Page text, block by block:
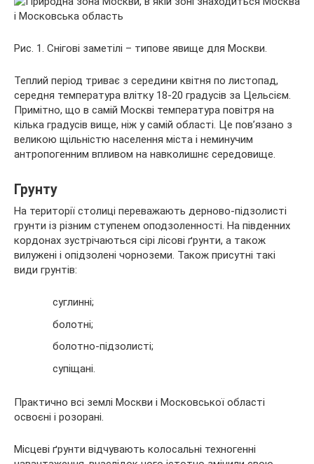
Рис. 1. Снігові заметілі – типове явище для Москви.
Теплий період триває з середини квітня по листопад,
середня температура влітку 18-20 градусів за Цельсієм.
Примітно, що в самій Москві температура повітря на
кілька градусів вище, ніж у самій області. Це пов’язано з
великою щільністю населення міста і неминучим
антропогенним впливом на навколишнє середовище.
Грунту
На території столиці переважають дерново-підзолисті
грунти із різним ступенем оподзоленності. На південних
кордонах зустрічаються сірі лісові ґрунти, а також
вилужені і опідзолені чорноземи. Також присутні такі
види грунтів:
суглинні;
болотні;
болотно-підзолисті;
супіщані.
Практично всі землі Москви і Московської області
освоєні і розорані.
Місцеві ґрунти відчувають колосальні техногенні